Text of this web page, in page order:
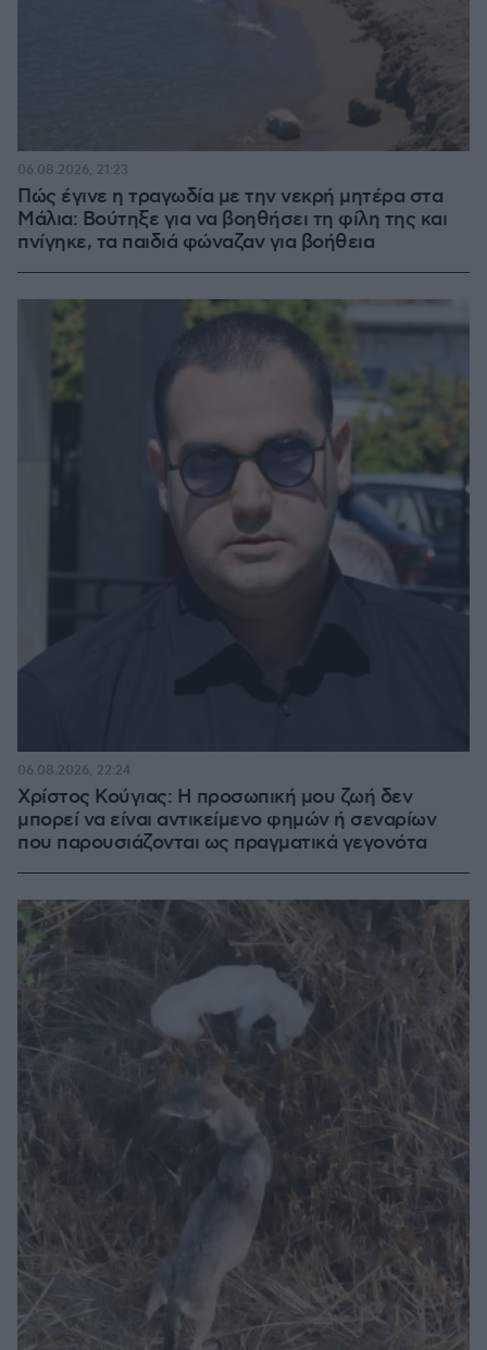
Πώς έγινε η τραγωδία με την νεκρή μητέρα στα
Μάλια: Βούτηξε για να βοηθήσει τη φίλη της και
πνίγηκε, τα παιδιά φώναζαν για βοήθεια
06.08.2026, 21:23
Χρίστος Κούγιας: Η προσωπική μου ζωή δεν
μπορεί να είναι αντικείμενο φημών ή σεναρίων
που παρουσιάζονται ως πραγματικά γεγονότα
06.08.2026, 22:24